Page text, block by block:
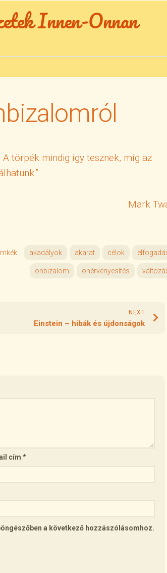
Innen-Onnan
törpék mindig így tesznek, míg az
Mark
akadályok akarat célok
önbizalom önérvényesítés
NEXT
Einstein – hibák és újdonságok
cím *
a következő hozzászólásomhoz.